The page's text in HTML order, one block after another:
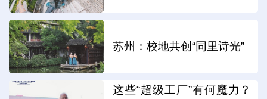
苏州：校地共创“同里诗光”
这些“超级工厂”有何魔力？